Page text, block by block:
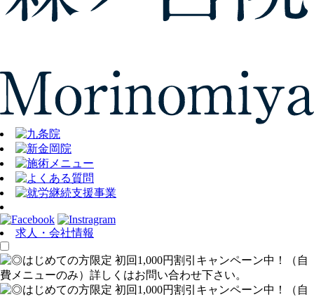
求人・会社情報